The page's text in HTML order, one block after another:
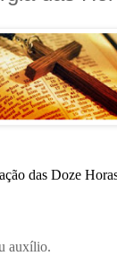
das Doze
auxílio.